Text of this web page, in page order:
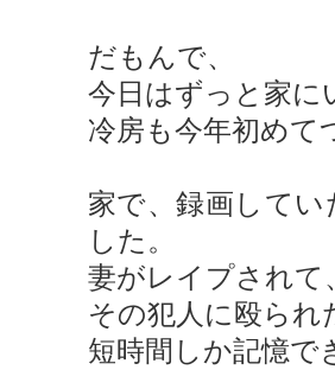
だもんで、
今日はずっと家に
冷房も今年初めて
家で、録画して
した。
妻がレイプされて
その犯人に殴られ
短時間しか記憶で